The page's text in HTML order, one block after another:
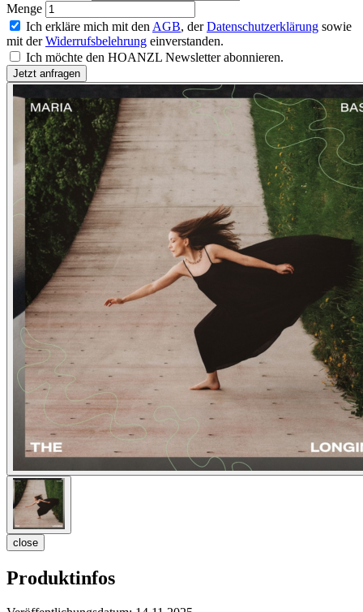
Menge
Ich erkläre mich mit den AGB, derDatenschutzerklärung sowie
mit derWiderrufsbelehrung einverstanden.
Ich möchte den HOANZL Newsletter abonnieren.
close
Produktinfos